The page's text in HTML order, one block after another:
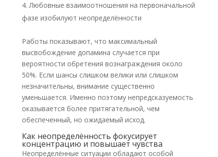
Любовные взаимоотношения на первоначальной
фазе изобилуют неопределённости
Работы показывают, что максимальный
высвобождение допамина случается при
вероятности обретения вознаграждения около
50%. Если шансы слишком велики или слишком
незначительны, внимание существенно
уменьшается. Именно поэтому непредсказуемость
оказывается более притягательной, чем
обеспеченный, но ожидаемый исход.
Как неопределённость фокусирует
концентрацию и повышает чувства
Неопределённые ситуации обладают особой